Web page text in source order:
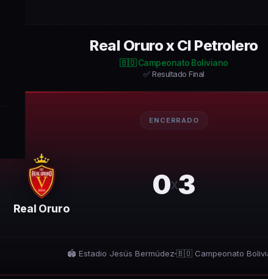
Real Oruro x CI Petrolero
🇧🇴 Campeonato Boliviano
✅ Resultado Final
ENCERRADO
Real Oruro
0x3
🏟️ Estadio Jesús Bermúdez 🇧🇴 Campeonato